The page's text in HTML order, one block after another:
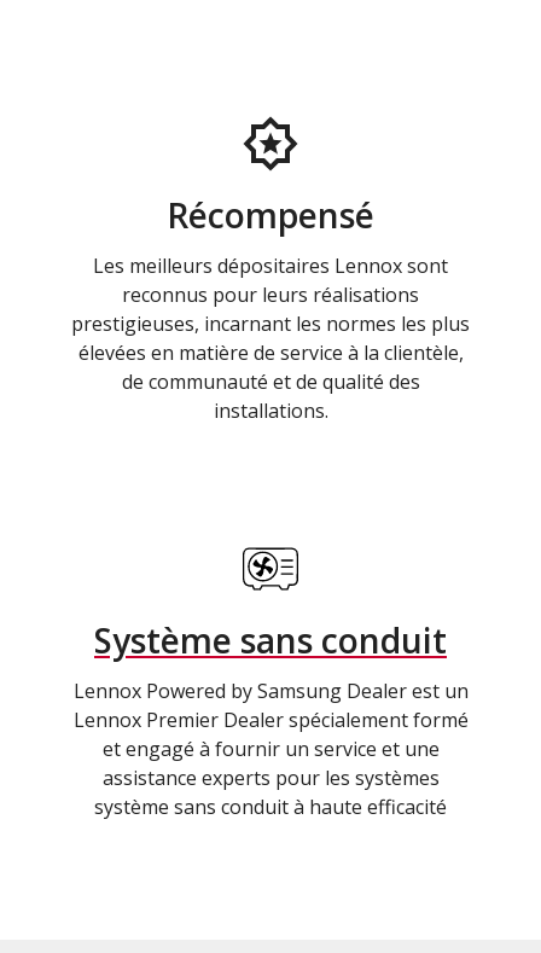
Récompensé
Les meilleurs dépositaires Lennox sont
reconnus pour leurs réalisations
prestigieuses, incarnant les normes les plus
élevées en matière de service à la clientèle,
de communauté et de qualité des
installations.
Système sans conduit
Lennox Powered by Samsung Dealer est un
Lennox Premier Dealer spécialement formé
et engagé à fournir un service et une
assistance experts pour les systèmes
système sans conduit à haute efficacité